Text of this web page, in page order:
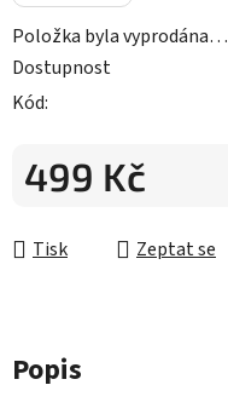
Položka byla vyprodána…
Dostupnost
Kód:
499 Kč
Tisk
Zeptat se
Popis